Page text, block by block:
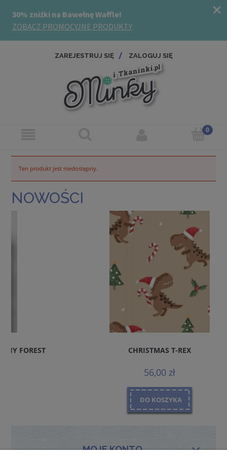
ZAREJESTRUJ SIĘ ZALOGUJ SIĘ
Ten produkt jest niedostępny.
NOWOŚCI
CHRISTMAS T-REX
DO KOSZYKA
MOJE KONTO